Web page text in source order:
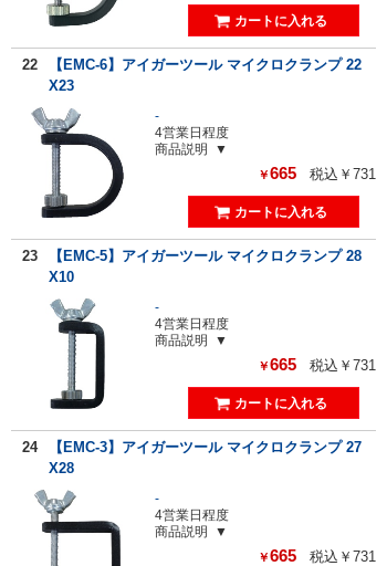
22
【EMC-6】アイガーツール マイクロクランプ 22
X23
-
4営業日程度
商品説明
￥665 税込￥731
23
【EMC-5】アイガーツール マイクロクランプ 28
X10
-
4営業日程度
商品説明
￥665 税込￥731
24
【EMC-3】アイガーツール マイクロクランプ 27
X28
-
4営業日程度
商品説明
￥665 税込￥731